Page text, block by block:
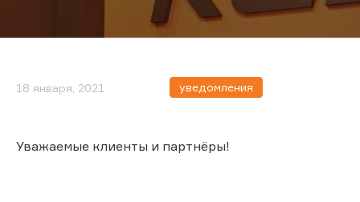
18 января, 2021 уведомления
Уважаемые клиенты и партнёры!